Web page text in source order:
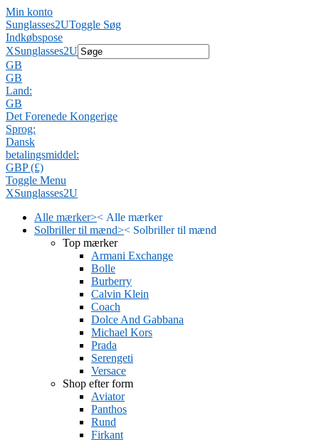
Min konto
Sunglasses2UToggle Søg
Indkøbspose
XSunglasses2U
GB
GB
Land:
GB
Det Forenede Kongerige
Sprog:
Dansk
betalingsmiddel:
GBP (£)
Toggle Menu
XSunglasses2U
Alle mærker>< Alle mærker
Solbriller til mænd>< Solbriller til mænd
Top mærker
Armani Exchange
Bolle
Burberry
Calvin Klein
Coach
Dolce And Gabbana
Michael Kors
Prada
Serengeti
Versace
Shop efter form
Aviator
Panthos
Rund
Firkant